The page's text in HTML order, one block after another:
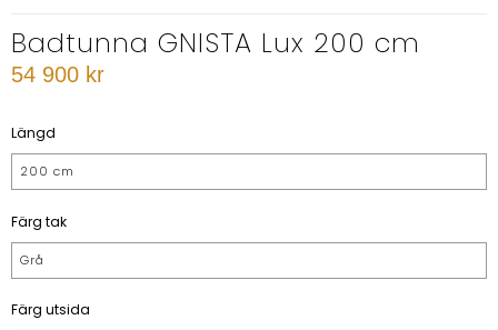
Badtunna GNISTA Lux 200 cm
54 900 kr
Längd
200 cm
Färg tak
Grå
Färg utsida